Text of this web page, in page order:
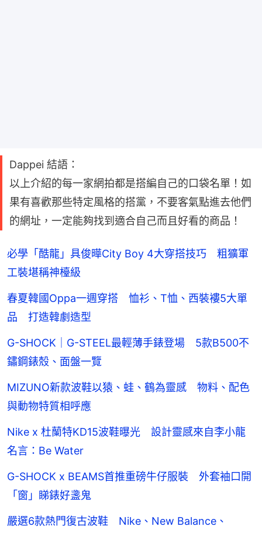
Dappei 結語：
以上介紹的每一家網拍都是搭編自己的口袋名單！如
果有喜歡那些特定風格的搭黨，不要客氣點進去他們
的網址，一定能夠找到適合自己而且好看的商品！
必學「酷龍」具俊曄City Boy 4大穿搭技巧 粗獷軍
工裝堪稱神檯級
春夏韓國Oppa一週穿搭 恤衫、T恤、西裝褸5大單
品 打造韓劇造型
G-SHOCK｜G-STEEL最輕薄手錶登場 5款B500不
鏽鋼錶殼、面盤一覽
MIZUNO新款波鞋以猿、蛙、鶴為靈感 物料、配色
與動物特質相呼應
Nike x 杜蘭特KD15波鞋曝光 設計靈感來自李小龍
名言：Be Water
G-SHOCK x BEAMS首推重磅牛仔服裝 外套袖口開
「窗」睇錶好盞鬼
嚴選6款熱門復古波鞋 Nike、New Balance、